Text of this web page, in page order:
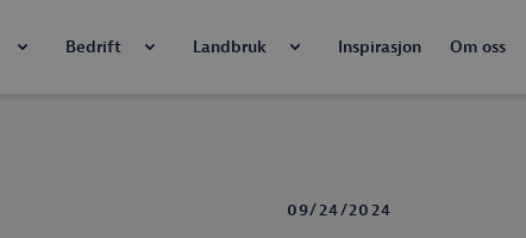
Bedrift Landbruk Inspirasjon Om oss
09/24/2024